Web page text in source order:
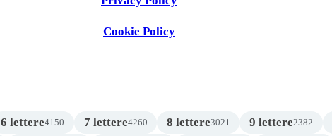
Cookie Policy
6 lettere4150 7 lettere4260 8 lettere3021 9 lettere2382